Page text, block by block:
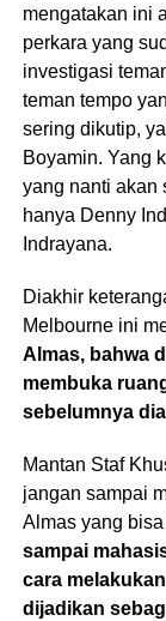
mengatakan ini
perkara yang
investigasi
teman tempo
sering dikutip,
Boyamin. Yang
yang nanti akan
hanya Denny
Indrayana.
Diakhir
Melbourne ini
Almas, bahwa
membuka
sebelumnya
Mantan Staf
jangan sampai
Almas yang
sampai
cara
dijadikan